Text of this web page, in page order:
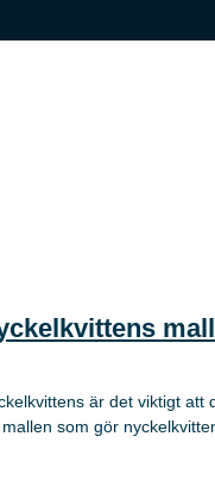
är det viktigt att
som gör